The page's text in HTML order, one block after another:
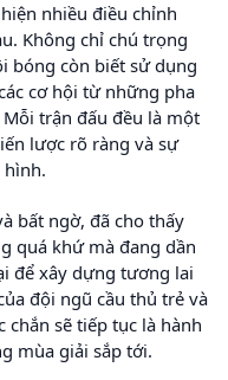
nhiều điều chỉnh
Không chỉ chú trọng
bóng còn biết sử dụng
cơ hội từ những pha
trận đấu đều là một
lược rõ ràng và sự
bất ngờ, đã cho thấy
quá khứ mà đang dần
để xây dựng tương lai
đội ngũ cầu thủ trẻ và
chắn sẽ tiếp tục là hành
mùa giải sắp tới.